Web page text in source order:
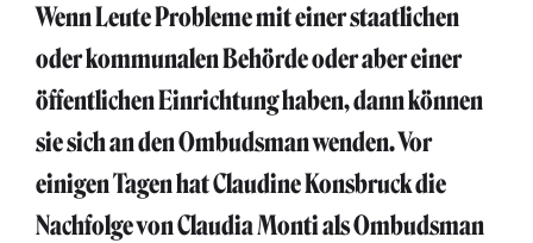
Wenn Leute Probleme mit einer staatlichen
oder kommunalen Behörde oder aber einer
öffentlichen Einrichtung haben, dann können
sie sich an den Ombudsman wenden. Vor
einigen Tagen hat Claudine Konsbruck die
Nachfolge von Claudia Monti als Ombudsman